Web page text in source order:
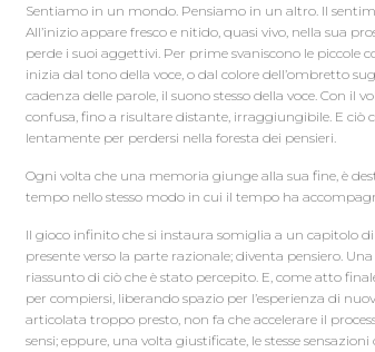
Sentiamo in un mondo. Pensiamo in un altro. Il
All’inizio appare fresco e nitido, quasi vivo, nella sua
perde i suoi aggettivi. Per prime svaniscono le piccole
inizia dal tono della voce, o dal colore dell’ombretto
cadenza delle parole, il suono stesso della voce. Con il
confusa, fino a risultare distante, irraggiungibile. E ciò
lentamente per perdersi nella foresta dei pensieri.
Ogni volta che una memoria giunge alla sua fine, è
tempo nello stesso modo in cui il tempo ha
Il gioco infinito che si instaura somiglia a un capitolo
presente verso la parte razionale; diventa pensiero.
riassunto di ciò che è stato percepito. E, come atto
per compiersi, liberando spazio per l’esperienza di
articolata troppo presto, non fa che accelerare il
sensi; eppure, una volta giustificate, le stesse